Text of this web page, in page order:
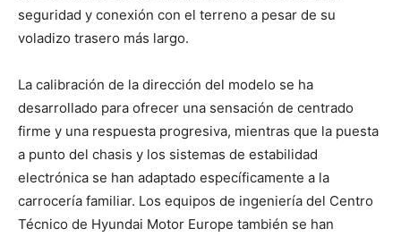
seguridad y conexión con el terreno a pesar de su
voladizo trasero más largo.
La calibración de la dirección del modelo se ha
desarrollado para ofrecer una sensación de centrado
firme y una respuesta progresiva, mientras que la puesta
a punto del chasis y los sistemas de estabilidad
electrónica se han adaptado específicamente a la
carrocería familiar. Los equipos de ingeniería del Centro
Técnico de Hyundai Motor Europe también se han